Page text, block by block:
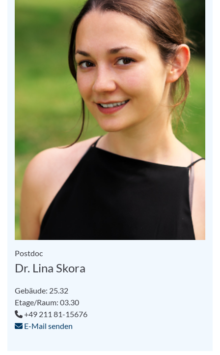
Postdoc
Dr. Lina Skora
Gebäude: 25.32
Etage/Raum: 03.30
+49 211 81-15676
E-Mail senden